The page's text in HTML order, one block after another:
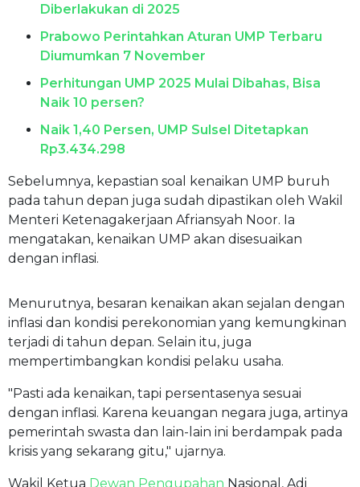
Diberlakukan di 2025
Prabowo Perintahkan Aturan UMP Terbaru
Diumumkan 7 November
Perhitungan UMP 2025 Mulai Dibahas, Bisa
Naik 10 persen?
Naik 1,40 Persen, UMP Sulsel Ditetapkan
Rp3.434.298
Sebelumnya, kepastian soal kenaikan UMP buruh
pada tahun depan juga sudah dipastikan oleh Wakil
Menteri Ketenagakerjaan Afriansyah Noor. Ia
mengatakan, kenaikan UMP akan disesuaikan
dengan inflasi.
Menurutnya, besaran kenaikan akan sejalan dengan
inflasi dan kondisi perekonomian yang kemungkinan
terjadi di tahun depan. Selain itu, juga
mempertimbangkan kondisi pelaku usaha.
"Pasti ada kenaikan, tapi persentasenya sesuai
dengan inflasi. Karena keuangan negara juga, artinya
pemerintah swasta dan lain-lain ini berdampak pada
krisis yang sekarang gitu," ujarnya.
Wakil Ketua Dewan Pengupahan Nasional, Adi